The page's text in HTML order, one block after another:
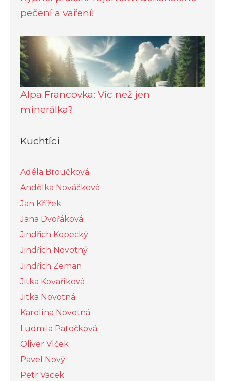
pečení a vaření!
Alpa Francovka: Víc než jen
minerálka?
Kuchtíci
Adéla Broučková
Andělka Nováčková
Jan Křížek
Jana Dvořáková
Jindřich Kopecký
Jindřich Novotný
Jindřich Zeman
Jitka Kovaříková
Jitka Novotná
Karolína Novotná
Ludmila Patočková
Oliver Vlček
Pavel Nový
Petr Vacek